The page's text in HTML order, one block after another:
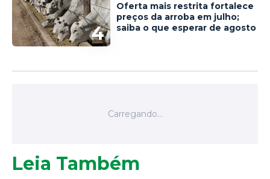
4
Oferta mais restrita fortalece
preços da arroba em julho;
saiba o que esperar de agosto
Leia Também